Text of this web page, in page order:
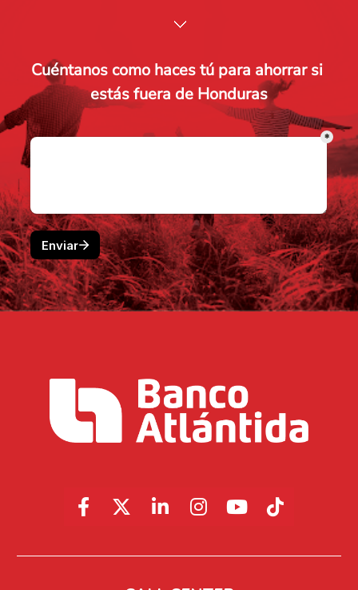
Cuéntanos como haces tú para ahorrar si
estás fuera de Honduras
Share on Facebook
Share on X (Twitter)
Share on LinkedIn
Share on
Share onShare on